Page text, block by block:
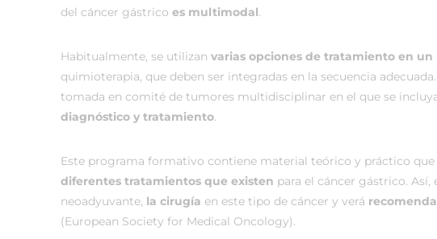
del cáncer gástrico es multimodal.
Habitualmente, se utilizan varias opciones de tratamiento en
quimioterapia, que deben ser integradas en la secuencia
tomada en comité de tumores multidisciplinar en el que se
diagnóstico y tratamiento.
Este programa formativo contiene material teórico y práctico
diferentes tratamientos que existen para el cáncer gástrico. Así,
neoadyuvante, la cirugía en este tipo de cáncer y verá
(European Society for Medical Oncology).